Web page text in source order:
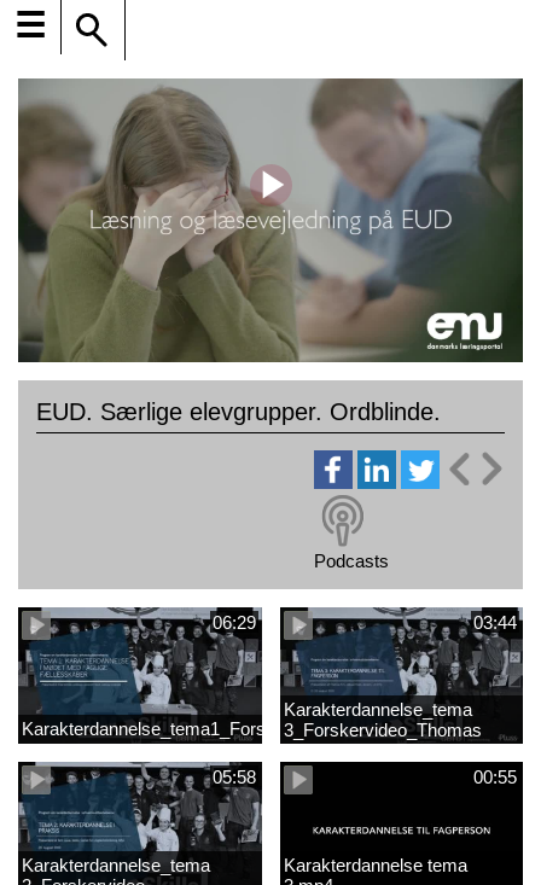
☰
EUD. Særlige elevgrupper. Ordblinde.
Podcasts
06:29
Karakterdannelse_tema1_Forskervideo_Antje
03:44
Karakterdannelse_tema
3_Forskervideo_Thomas
05:58
Karakterdannelse_tema
00:55
Karakterdannelse tema